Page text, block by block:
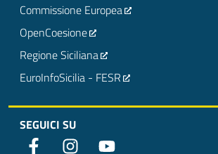
Commissione Europea
OpenCoesione
Regione Siciliana
EuroInfoSicilia - FESR
SEGUICI SU